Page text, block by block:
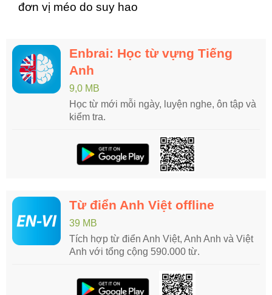
đơn vị méo do suy hao
Enbrai: Học từ vựng Tiếng
Anh
9,0 MB
Học từ mới mỗi ngày, luyện nghe, ôn tập và
kiểm tra.
Từ điển Anh Việt offline
39 MB
Tích hợp từ điển Anh Việt, Anh Anh và Việt
Anh với tổng cộng 590.000 từ.